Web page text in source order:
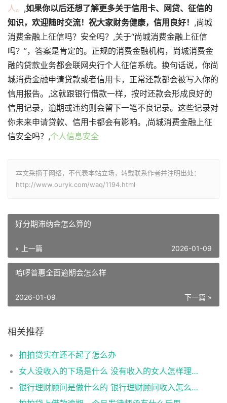
人。 ,如果你以后还想了解更多关于信用卡、网贷、征信的
知识，欢迎随时交流！祝大家财务健康，信用良好！ ,尚城
消费金融上征信吗？安全吗？,关于“尚城消费金融上征信
吗？”，答案是肯定的。正规的消费金融机构，尚城消费金
融的贷款业务都会联网央行个人征信系统。换句话说，你尚
城消费金融申请贷款或者信用卡，正常还款都会被写入你的
信用报告。,这就跟银行借款一样，按时还款会形成良好的
信用记录，逾期或违约则会留下一笔不良记录。这些记录对
你未来申请贷款、信用卡都会有影响。,尚城消费金融上征
信安全吗？,个人信息安全
本文采摘于网络，不代表本站立场，转载联系作者并注明出处：
http://www.ouryk.com/waq/1194.html
好分期滞纳金怎么算的
« 上一篇 2026-01-09
哈啰普惠全面逾期会怎么样
下一篇 »
2026-01-09
相关推荐
拍拍贷实在还不起了怎么办
女人没收入的下场是什么 没有收入的女人怎样理财
银行理财顾问是做什么的 银行理财顾问收入怎么样